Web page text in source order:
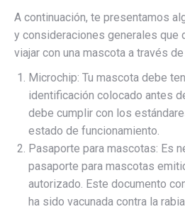
A continuación, te presentamos
y consideraciones generales que
viajar con una mascota a través de
Microchip: Tu mascota debe
identificación colocado antes
debe cumplir con los
estado de funcionamiento.
Pasaporte para mascotas: Es
pasaporte para mascotas
autorizado. Este documento
ha sido vacunada contra la